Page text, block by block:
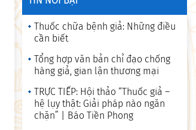
Thuốc chữa bệnh giả: Những điều
cần biết
Tổng hợp văn bản chỉ đạo chống
hàng giả, gian lận thương mại
TRỰC TIẾP: Hội thảo “Thuốc giả –
hệ lụy thật: Giải pháp nào ngăn
chặn” | Báo Tiền Phong